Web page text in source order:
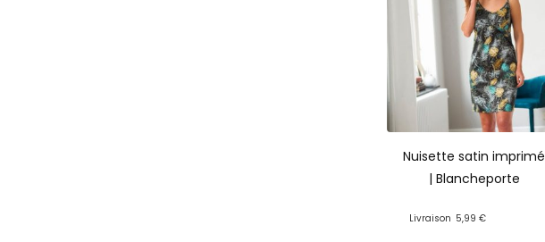
Nuisette satin imprimé
| Blancheporte
Livraison 5,99 €